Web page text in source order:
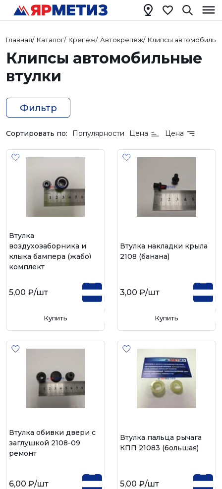
Главная/ Каталог/ Крепеж/ Автокрепеж/ Клипсы
Клипсы автомобильные
втулки
Фильтр
Сортировать по: Популярности Цена Цена
Втулка
воздухозаборника и
клыка бампера (жабо)
комплект
5,00 ₽/шт
Купить
Втулка накладки крыла
2108 (банана)
3,00 ₽/шт
Купить
Втулка обивки двери с
заглушкой 2108-09
ремонт
6,00 ₽/шт
Втулка пальца рычага
КПП 21083 (большая)
5,00 ₽/шт